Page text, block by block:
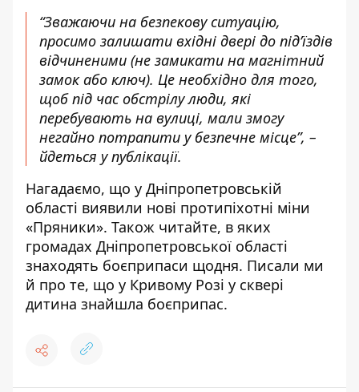
“Зважаючи на безпекову ситуацію,
просимо залишати вхідні двері до під’їздів
відчиненими (не замикати на магнітний
замок або ключ). Це необхідно для того,
щоб під час обстрілу люди, які
перебувають на вулиці, мали змогу
негайно потрапити у безпечне місце”, –
йдеться у публікації.
Нагадаємо, що у Дніпропетровській
області виявили нові протипіхотні міни
«Пряники». Також читайте, в яких
громадах Дніпропетровської області
знаходять боєприпаси щодня. Писали ми
й про те, що у Кривому Розі у сквері
дитина знайшла боєприпас.